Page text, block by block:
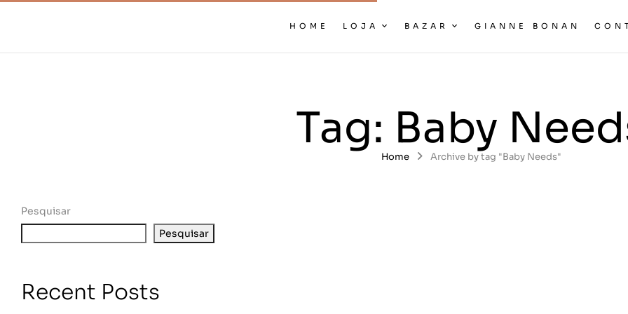
HOME LOJA BAZAR GIANNE BONAN
Tag: Baby
Home Archive by tag "Baby Needs"
Pesquisar
Pesquisar
Recent Posts